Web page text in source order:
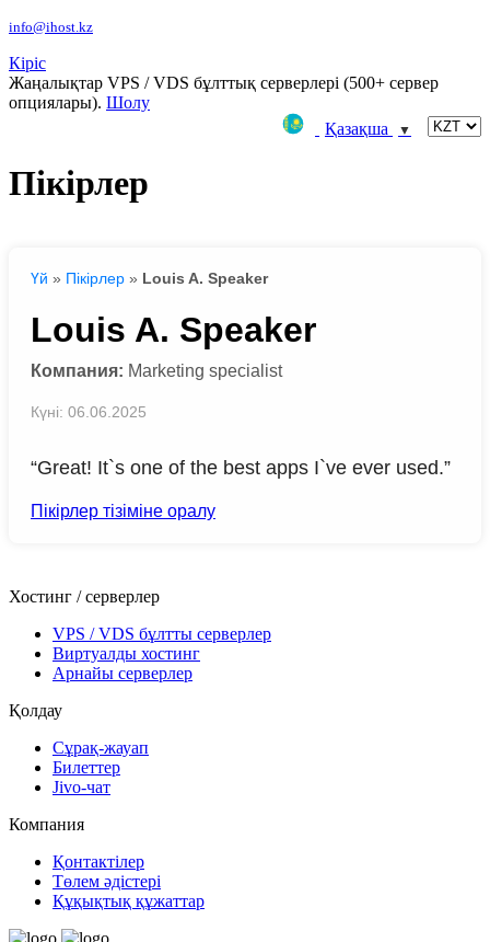
info@ihost.kz
Кіріс
Жаңалықтар VPS / VDS бұлттық серверлері (500+ сервер
опциялары). Шолу
Қазақша
▼
Пікірлер
Үй » Пікірлер » Louis A. Speaker
Louis A. Speaker
Компания: Marketing specialist
Күні: 06.06.2025
“Great! It`s one of the best apps I`ve ever used.”
Пікірлер тізіміне оралу
Хостинг / серверлер
VPS / VDS бұлтты серверлер
Виртуалды хостинг
Арнайы серверлер
Қолдау
Сұрақ-жауап
Билеттер
Jivo-чат
Компания
Қонтактілер
Төлем әдістері
Құқықтық құжаттар